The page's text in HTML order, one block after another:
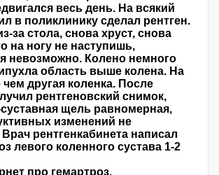
весь день. На всякий
в поликлинику сделал рентген.
за стола, снова хруст, снова
на ногу не наступишь,
невозможно. Колено немного
область выше колена. На
другая коленка. После
рентгеновский снимок,
суставная щель равномерная,
изменений не
рентгенкабинета написал
левого коленного сустава 1-2
про гемартроз.